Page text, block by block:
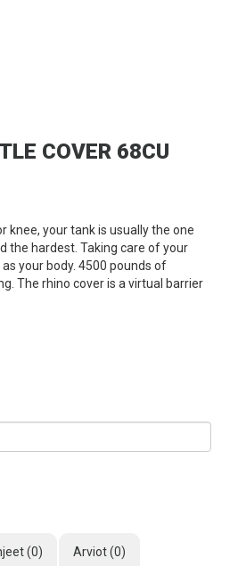
COVER 68CU
knee, your tank is usually the one
the hardest. Taking care of your
your body. 4500 pounds of
The rhino cover is a virtual barrier
(0) Arviot (0)